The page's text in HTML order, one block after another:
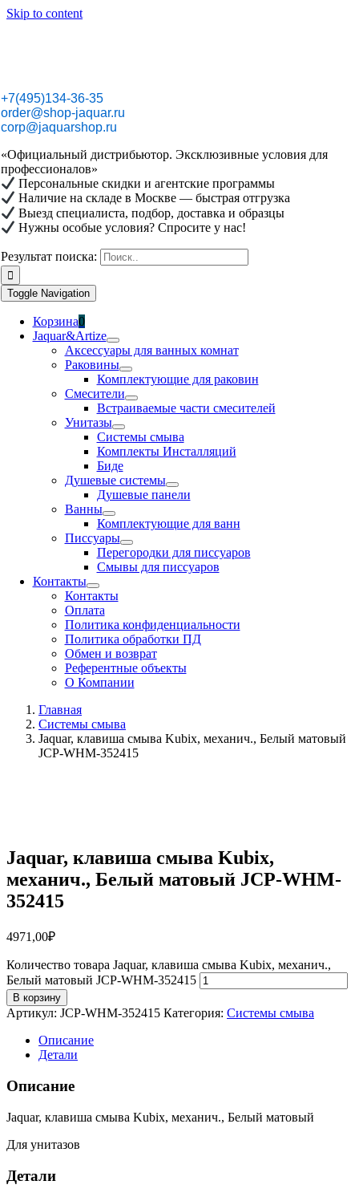
Skip to content
+7(495)134-36-35
order@shop-jaquar.ru
corp@jaquarshop.ru
«Официальный дистрибьютор. Эксклюзивные условия для
профессионалов»
Персональные скидки и агентские программы
Наличие на складе в Москве — быстрая отгрузка
Выезд специалиста, подбор, доставка и образцы
Нужны особые условия? Спросите у нас!
Результат поиска:
Toggle Navigation
Корзина0
Jaquar&Artize
Аксессуары для ванных комнат
Раковины
Комплектующие для раковин
Смесители
Встраиваемые части смесителей
Унитазы
Системы смыва
Комплекты Инсталляций
Биде
Душевые системы
Душевые панели
Ванны
Комплектующие для ванн
Писсуары
Перегородки для писсуаров
Смывы для писсуаров
Контакты
Контакты
Оплата
Политика конфиденциальности
Политика обработки ПД
Обмен и возврат
Референтные объекты
О Компании
Главная
Системы смыва
Jaquar, клавиша смыва Kubix, механич., Белый матовый
JCP-WHM-352415
Jaquar, клавиша смыва Kubix,
механич., Белый матовый JCP-WHM-
352415
4971,00₽
Количество товара Jaquar, клавиша смыва Kubix, механич.,
Белый матовый JCP-WHM-352415
В корзину
Артикул: JCP-WHM-352415 Категория: Системы смыва
Описание
Детали
Описание
Jaquar, клавиша смыва Kubix, механич., Белый матовый
Для унитазов
Детали